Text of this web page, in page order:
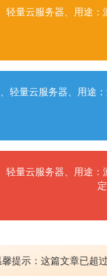
轻量云服务器、用途
轻量云服务器、用途
轻量云服务器、用途
馨提示：这篇文章已超过